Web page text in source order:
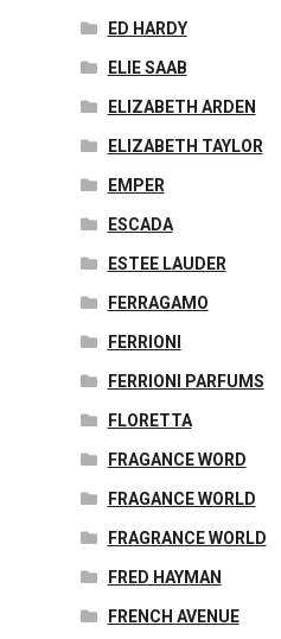
ED HARDY
ELIE SAAB
ELIZABETH ARDEN
ELIZABETH TAYLOR
EMPER
ESCADA
ESTEE LAUDER
FERRAGAMO
FERRIONI
FERRIONI PARFUMS
FLORETTA
FRAGANCE WORD
FRAGANCE WORLD
FRAGRANCE WORLD
FRED HAYMAN
FRENCH AVENUE